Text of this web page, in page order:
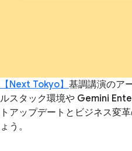
【Next Tokyo】 基調講演のア
ルスタック環境や Gemini
トアップデートとビジネス変
ょう。